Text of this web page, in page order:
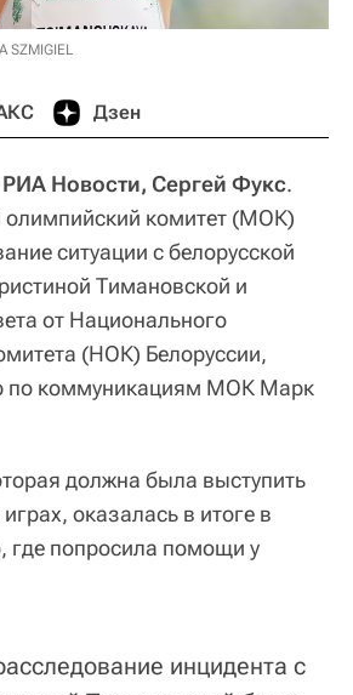
SZMIGIEL
Дзен
Новости, Сергей Фукс.
комитет (МОК)
ситуации с белорусской
Тимановской и
от Национального
(НОК) Белоруссии,
по коммуникациям МОК Марк
должна была выступить
оказалась в итоге в
где попросила помощи у
инцидента с